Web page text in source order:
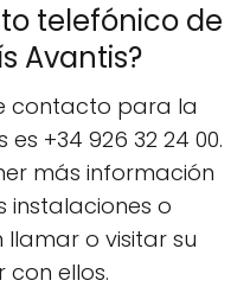
telefónico de
Avantis?
contacto para la
es +34 926 32 24 00.
más información
instalaciones o
o visitar su
ellos.